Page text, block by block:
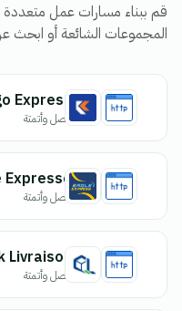
قم ببناء مسارات عمل
المجموعات الشائعة أو ابحث
Express
اتصل وأتمتة
Expresse
اتصل وأتمتة
Livraison
اتصل وأتمتة